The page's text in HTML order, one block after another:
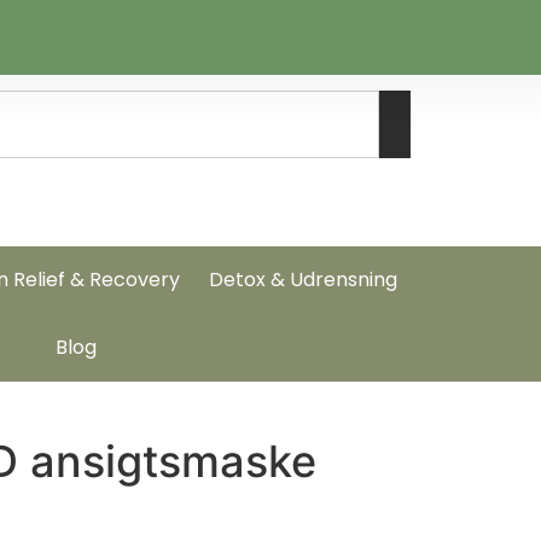
Relief & Recovery Detox & Udrensning
Blog
ansigtsmaske